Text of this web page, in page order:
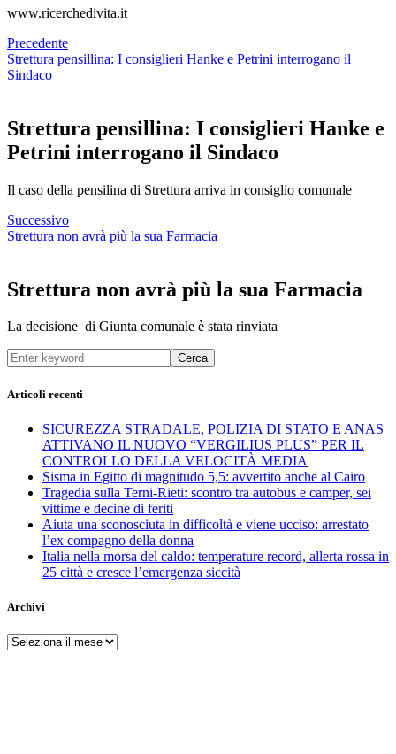
www.ricerchedivita.it
Precedente
Strettura pensillina: I consiglieri Hanke e Petrini interrogano il
Sindaco
Strettura pensillina: I consiglieri Hanke e
Petrini interrogano il Sindaco
Il caso della pensilina di Strettura arriva in consiglio comunale
Successivo
Strettura non avrà più la sua Farmacia
Strettura non avrà più la sua Farmacia
La decisione di Giunta comunale è stata rinviata
Cerca
Articoli recenti
SICUREZZA STRADALE, POLIZIA DI STATO E ANAS
ATTIVANO IL NUOVO “VERGILIUS PLUS” PER IL
CONTROLLO DELLA VELOCITÀ MEDIA
Sisma in Egitto di magnitudo 5,5: avvertito anche al Cairo
Tragedia sulla Terni-Rieti: scontro tra autobus e camper, sei
vittime e decine di feriti
Aiuta una sconosciuta in difficoltà e viene ucciso: arrestato
l’ex compagno della donna
Italia nella morsa del caldo: temperature record, allerta rossa in
25 città e cresce l’emergenza siccità
Archivi
Archivi